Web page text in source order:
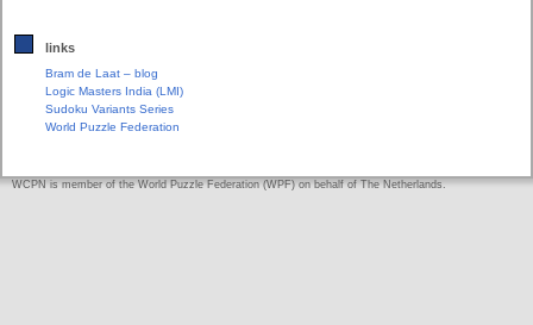
links
Bram de Laat – blog
Logic Masters India (LMI)
Sudoku Variants Series
World Puzzle Federation
WCPN is member of the World Puzzle Federation (WPF) on behalf of The Netherlands.